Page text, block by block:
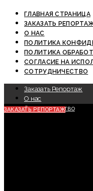
ГЛАВНАЯ СТРАНИЦА
ЗАКАЗАТЬ
О НАС
ПОЛИТИКА
ПОЛИТИКА
СОГЛАСИЕ НА
СОТРУДНИЧЕСТВО
Заказать Репортаж
О нас
Сотрудничество
ЗАКАЗАТЬ РЕПОРТАЖ